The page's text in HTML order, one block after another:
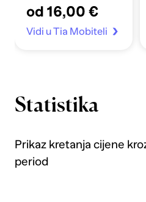
od 16,00 €
Vidi u Tia Mobiteli
Statistika
Prikaz kretanja cijene
period